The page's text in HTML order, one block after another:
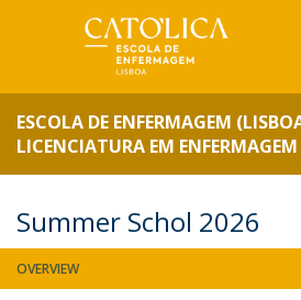
ESCOLA DE ENFERMAGEM
LICENCIATURA EM ENFERMAGEM
Summer Schol 2026
OVERVIEW